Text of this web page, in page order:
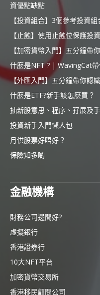
資優點缺點
【投資組合】3個參考投資
【止蝕】使用止蝕位保護投
【加密貨幣入門】五分鐘
什麼是NFT ? | WavingCat
【外匯入門】五分鐘帶你認
什麼是ETF?新手該怎麼買？
抽新股意思、程序、孖展及
投資新手入門懶人包
月供股票好唔好？
保險知多啲
金融機構
財務公司邊間好?
虛擬銀行
香港證券行
10大NFT平台
加密貨幣交易所
香港移民顧問公司